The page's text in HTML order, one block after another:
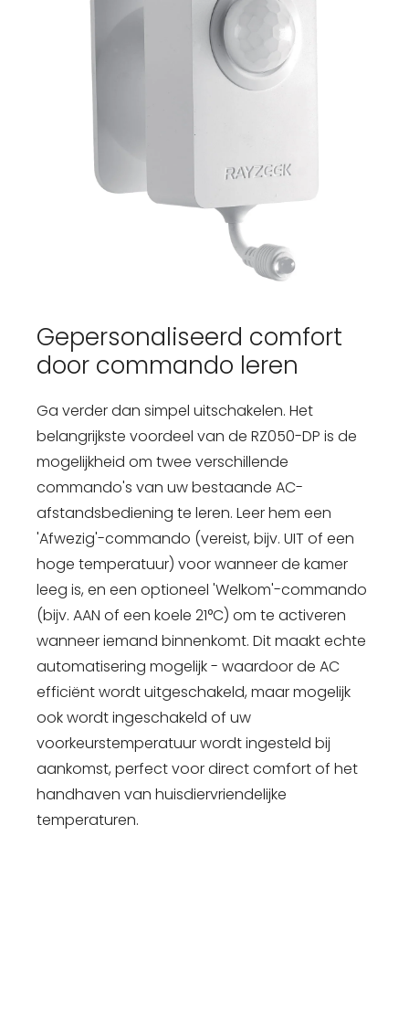
Gepersonaliseerd comfort
door commando leren
Ga verder dan simpel uitschakelen. Het
belangrijkste voordeel van de RZ050-DP is de
mogelijkheid om twee verschillende
commando's van uw bestaande AC-
afstandsbediening te leren. Leer hem een
'Afwezig'-commando (vereist, bijv. UIT of een
hoge temperatuur) voor wanneer de kamer
leeg is, en een optioneel 'Welkom'-commando
(bijv. AAN of een koele 21°C) om te activeren
wanneer iemand binnenkomt. Dit maakt echte
automatisering mogelijk - waardoor de AC
efficiënt wordt uitgeschakeld, maar mogelijk
ook wordt ingeschakeld of uw
voorkeurstemperatuur wordt ingesteld bij
aankomst, perfect voor direct comfort of het
handhaven van huisdiervriendelijke
temperaturen.